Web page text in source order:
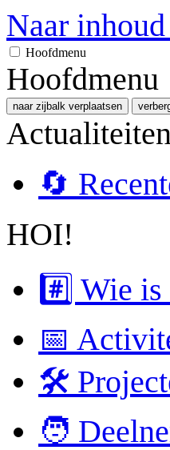
Naar
Hoofdmenu
Hoofdmenu
naar zijbalk verplaatsen
🔄
HOI!
#️⃣ Wie
📅
🛠
🧑